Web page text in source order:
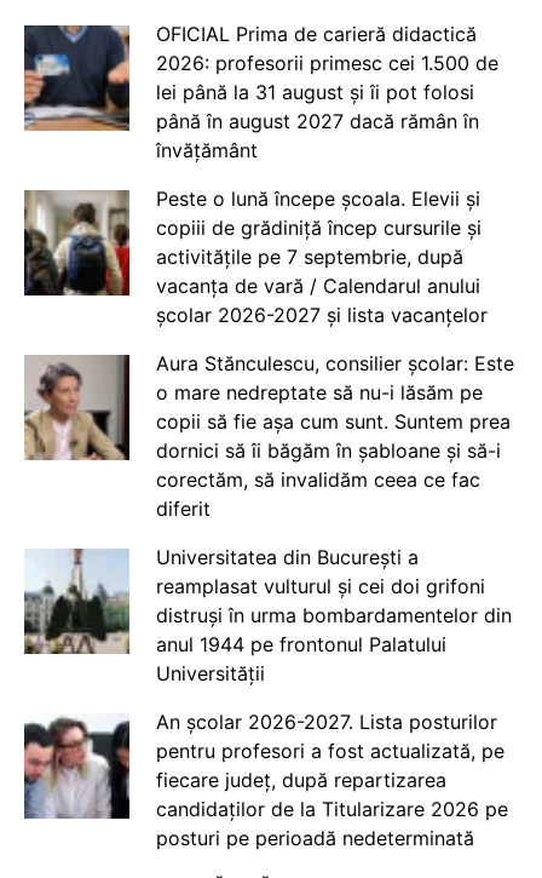
OFICIAL Prima de carieră didactică
2026: profesorii primesc cei 1.500 de
lei până la 31 august și îi pot folosi
până în august 2027 dacă rămân în
învățământ
Peste o lună începe școala. Elevii și
copiii de grădiniță încep cursurile și
activitățile pe 7 septembrie, după
vacanța de vară / Calendarul anului
școlar 2026-2027 și lista vacanțelor
Aura Stănculescu, consilier școlar: Este
o mare nedreptate să nu-i lăsăm pe
copii să fie așa cum sunt. Suntem prea
dornici să îi băgăm în șabloane și să-i
corectăm, să invalidăm ceea ce fac
diferit
Universitatea din București a
reamplasat vulturul și cei doi grifoni
distruși în urma bombardamentelor din
anul 1944 pe frontonul Palatului
Universității
An școlar 2026-2027. Lista posturilor
pentru profesori a fost actualizată, pe
fiecare județ, după repartizarea
candidaților de la Titularizare 2026 pe
posturi pe perioadă nedeterminată